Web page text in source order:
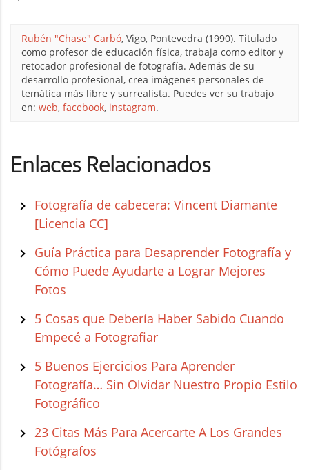
Rubén "Chase" Carbó, Vigo, Pontevedra (1990). Titulado
como profesor de educación física, trabaja como editor y
retocador profesional de fotografía. Además de su
desarrollo profesional, crea imágenes personales de
temática más libre y surrealista. Puedes ver su trabajo
en: web, facebook, instagram.
Enlaces Relacionados
Fotografía de cabecera: Vincent Diamante
[Licencia CC]
Guía Práctica para Desaprender Fotografía y
Cómo Puede Ayudarte a Lograr Mejores
Fotos
5 Cosas que Debería Haber Sabido Cuando
Empecé a Fotografiar
5 Buenos Ejercicios Para Aprender
Fotografía… Sin Olvidar Nuestro Propio Estilo
Fotográfico
23 Citas Más Para Acercarte A Los Grandes
Fotógrafos